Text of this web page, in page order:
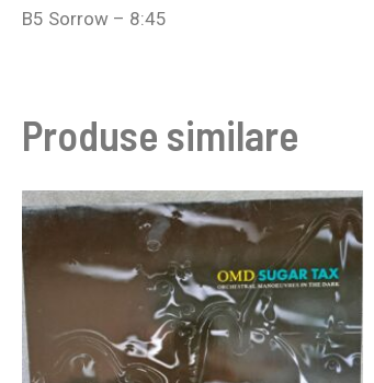
B5 Sorrow – 8:45
Produse similare